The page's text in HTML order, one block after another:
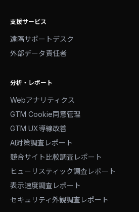
支援サービス
遠隔サポートデスク
外部データ責任者
分析・レポート
Webアナリティクス
GTM Cookie同意管理
GTM UX導線改善
AI対策調査レポート
競合サイト比較調査レポート
ヒューリスティック調査レポート
表示速度調査レポート
セキュリティ外観調査レポート